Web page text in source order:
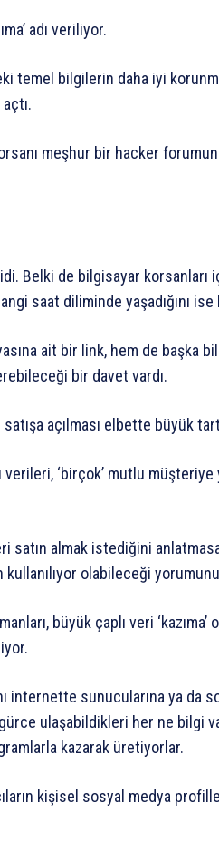
adı veriliyor.
temel bilgilerin daha iyi
meşhur bir hacker
idi. Belki de bilgisayar
saat diliminde yaşadığını
ait bir link, hem de başka
bir davet vardı.
açılması elbette büyük
‘birçok’ mutlu müşteriye
almak istediğini
olabileceği yorumunu
büyük çaplı veri ‘kazıma’
internette sunucularına ya da
ulaşabildikleri her ne bilgi
kazarak üretiyorlar.
kişisel sosyal medya